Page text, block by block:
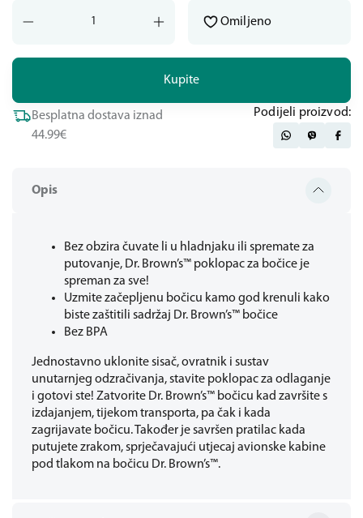
Opis
Bez obzira čuvate li u hladnjaku ili spremate za
putovanje, Dr. Brown’s™ poklopac za bočice je
spreman za sve!
Uzmite začepljenu bočicu kamo god krenuli kako
biste zaštitili sadržaj Dr. Brown’s™ bočice
Bez BPA
Jednostavno uklonite sisač, ovratnik i sustav
unutarnjeg odzračivanja, stavite poklopac za odlaganje
i gotovi ste! Zatvorite Dr. Brown’s™ bočicu kad završite s
izdajanjem, tijekom transporta, pa čak i kada
zagrijavate bočicu. Također je savršen pratilac kada
putujete zrakom, sprječavajući utjecaj avionske kabine
pod tlakom na bočicu Dr. Brown’s™.
Kupite
Omiljeno
Besplatna dostava iznad
44.99€
Podijeli proizvod: